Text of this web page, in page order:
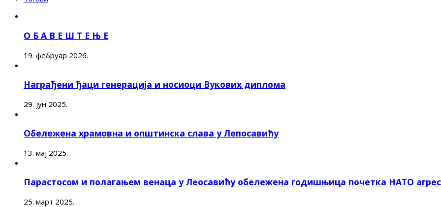
О Б А В Е Ш Т Е Њ Е
19. фебруар 2026.
Награђени ђаци генерација и носиоци Вукових диплома
29. јун 2025.
Обележена храмовна и општинска слава у Лепосавићу
13. мај 2025.
Парастосом и полагањем венаца у Леосавићу обележена годишњица почетка НАТО
25. март 2025.